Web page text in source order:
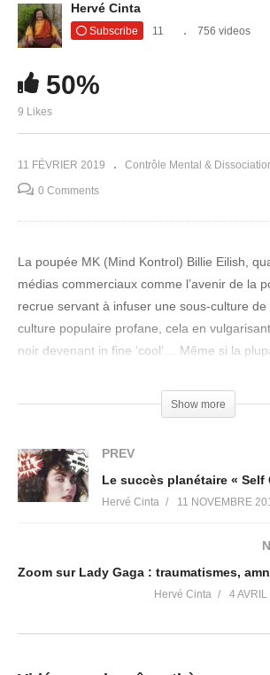
Hervé Cinta
Subscribe 11 756 videos
50%
9 Likes
11 FÉVRIER 2019 Contrôle Mental &
0 Comments
La poupée MK (Mind Kontrol) Billie Eilish,
médias commerciaux comme l’avenir de la
recrue servant à infuser une sous-culture
culture populaire profane, cela en
noir devenant in fine ‘cool’… Même si la
palpable, le bon sens est de se poser la
que peut avoir ce genre de contenu sur la
Liens pour nous suivre (pensez à vous
vous accompagner vers l'Evénement, la
SITES WEB
https://victorialuminis.fr/
Révolution Vibratoirehttps://
Show more
PREV
Hervé Cinta 11 NOVEMBRE
Hervé Cinta 4